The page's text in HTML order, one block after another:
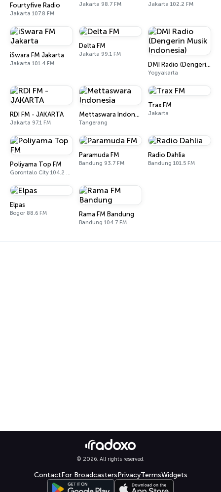
Fourtyfive Radio
Jakarta 107.8 FM
Jakarta 98.7 FM Jakarta 102.2 FM
iSwara FM Jakarta
Jakarta 101.4 FM
Delta FM
Jakarta 99.1 FM
DMI Radio (Dengerin Musik Indonesia)
Yogyakarta
RDI FM - JAKARTA
Jakarta 97.1 FM
Mettaswara Indonesia
Tangerang
Trax FM
Jakarta
Poliyama Top FM
Gorontalo City 104.2 FM
Paramuda FM
Bandung 93.7 FM
Radio Dahlia
Bandung 101.5 FM
Elpas
Bogor 88.6 FM Rama FM Bandung
Bandung 104.7 FM
© 2026. All rights reserved.
ContactFor BroadcastersPrivacyTermsWidgets